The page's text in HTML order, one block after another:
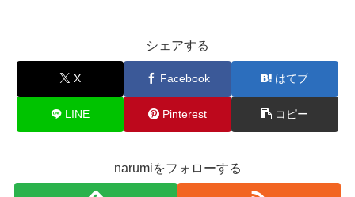
シェアする
X Facebook はてブ
LINE Pinterest コピー
narumiをフォローする